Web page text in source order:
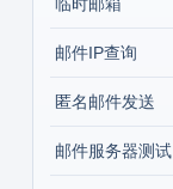
邮件IP查询
匿名邮件发送
邮件服务器测试